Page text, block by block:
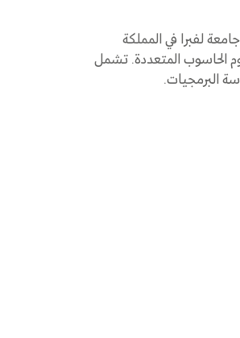
لفبرا في المملكة
علوم الحاسوب المتعددة. تشمل
البرمجيات.